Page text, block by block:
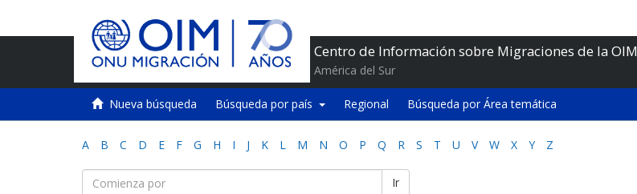
Centro de Información sobre Migraciones de la OIM
América del Sur
Nueva búsqueda Búsqueda por país Regional Búsqueda por Área temática
A B C D E F G H I J K L M N O P Q R S T U V W X Y Z
Ir